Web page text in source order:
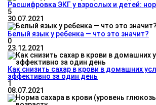
Расшифровка ЭКГ у взрослых и детей:
5
30.07.2021
Белый язык у ребенка — что это значит?
0
23.12.2021
Как снизить сахар в крови в домашних
эффективно за один день
1
08.07.2021